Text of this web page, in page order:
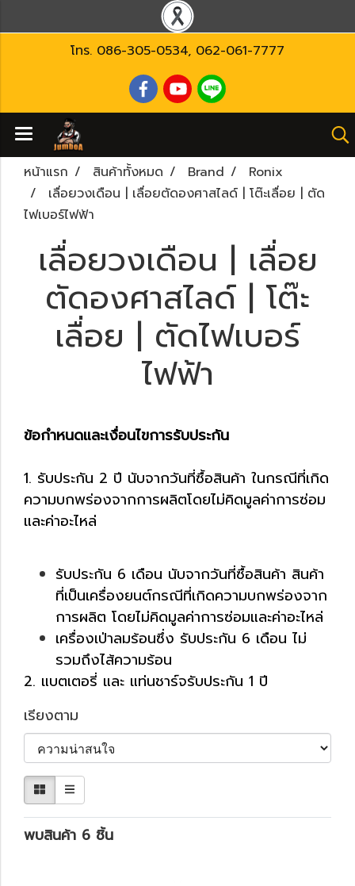
โทร. 086-305-0534, 062-061-7777
หน้าแรก สินค้าทั้งหมด Brand
Ronix
เลื่อยวงเดือน | เลื่อยตัดองศาสไลด์ | โต๊ะเลื่อย | ตัด
ไฟเบอร์ไฟฟ้า
เลื่อยวงเดือน | เลื่อย
ตัดองศาสไลด์ | โต๊ะ
เลื่อย | ตัดไฟเบอร์
ไฟฟ้า
ข้อกำหนดและเงื่อนไขการรับประกัน
1. รับประกัน 2 ปี นับจากวันที่ซื้อสินค้า ในกรณีที่เกิด
ความบกพร่องจากการผลิตโดยไม่คิดมูลค่าการซ่อม
และค่าอะไหล่
รับประกัน 6 เดือน นับจากวันที่ซื้อสินค้า สินค้า
ที่เป็นเครื่องยนต์กรณีที่เกิดความบกพร่องจาก
การผลิต โดยไม่คิดมูลค่าการซ่อมและค่าอะไหล่
เครื่องเป่าลมร้อนซึ่ง รับประกัน 6 เดือน ไม่
รวมถึงไส้ความร้อน
2. แบตเตอรี่ และ แท่นชาร์จรับประกัน 1 ปี
เรียงตาม
พบสินค้า 6 ชิ้น